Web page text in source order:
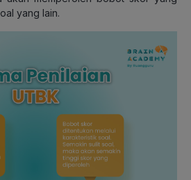
yang lain.